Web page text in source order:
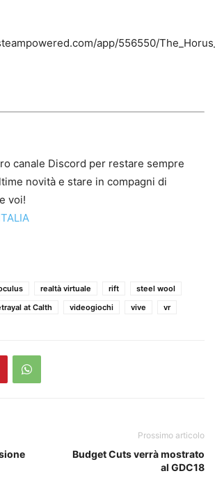
app/556550/
canale Discord per restare sempre
novità e stare in compagni di
voi!
realtà virtuale rift
steel wool
at Calth
videogiochi vive vr
Prossimo articolo
Budget Cuts verrà mostrato
al GDC18